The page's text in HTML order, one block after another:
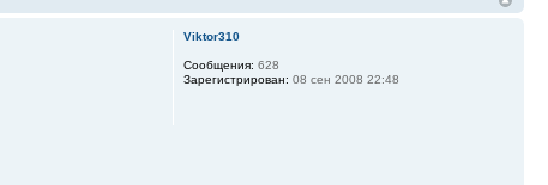
Viktor310
Сообщения: 628
Зарегистрирован: 08 сен 2008 22:48